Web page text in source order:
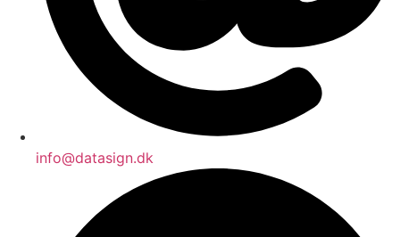
info@datasign.dk